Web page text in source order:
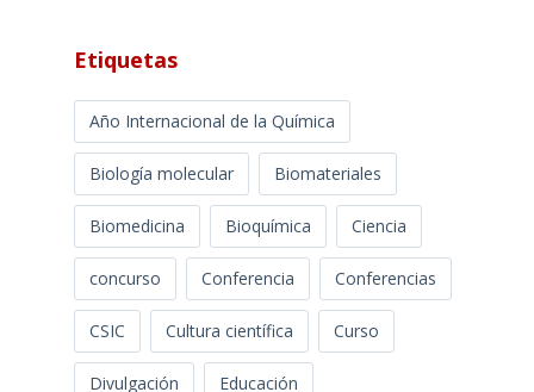
Etiquetas
Año Internacional de la Química
Biología molecular Biomateriales
Biomedicina Bioquímica Ciencia
concurso Conferencia Conferencias
CSIC Cultura científica Curso
Divulgación Educación